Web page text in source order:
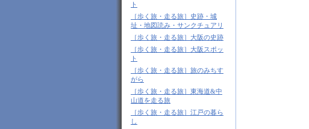
ト
［歩く旅・走る旅］史跡・城
址・地図読み・サンクチュアリ
［歩く旅・走る旅］大阪の史跡
［歩く旅・走る旅］大阪スポッ
ト
［歩く旅・走る旅］旅のみちす
がら
［歩く旅・走る旅］東海道&中
山道を走る旅
［歩く旅・走る旅］江戸の暮ら
し